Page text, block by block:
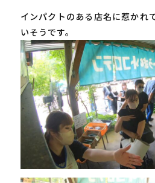
インパクトのある店名に惹かれ
いそうです。